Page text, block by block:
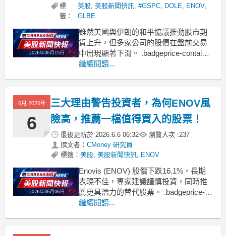
標
籤：
美股, 美股新聞快訊, #GSPC, DOLE, ENOV,
GLBE
雖然美國與伊朗的和平協議推動股市期
貨上升，但多家公司的股價在盤前交易
中出現顯著下滑。 .badgeprice-container
{
gap: 1rem !important;
繼續閱讀...
6月 2026年
6
三大理由警告投資者，為何ENOV風
險高，推薦一檔值得買入的股票！
最後更新於 2026.6.6 06:32 瀏覽人次 :237
撰文者： CMoney 研究員
標籤： 美股, 美股新聞快訊, ENOV
Enovis (ENOV) 股價下跌16.1%，長期
表現不佳，專家建議謹慎投資，同時推
薦更具潛力的替代股票。 .badgeprice-
container {
gap: 1rem !important;
繼續閱讀...